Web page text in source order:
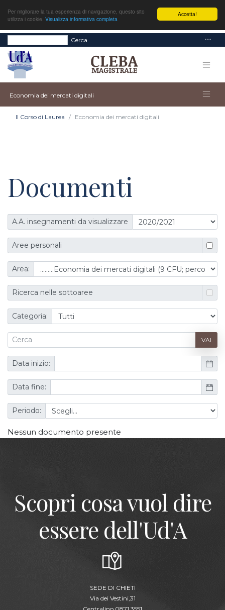
Accetta!
Per migliorare la tua esperienza di navigazione, questo sito
utilizza i cookie. Visualizza informativa completa
Cerca
Economia dei mercati digitali
Il Corso di Laurea Economia dei mercati digitali
Documenti
A.A. insegnamenti da visualizzare
Aree personali
Area:
Ricerca nelle sottoaree
Categoria:
VAI
Data inizio:
Data fine:
Periodo:
Nessun documento presente
Scopri cosa vuol dire
essere dell'Ud'A
SEDE DI CHIETI
Via dei Vestini,31